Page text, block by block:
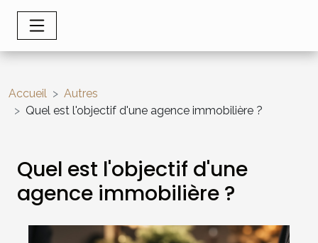
Accueil
Autres
Quel est l'objectif d'une agence immobilière ?
Quel est l'objectif d'une
agence immobilière ?